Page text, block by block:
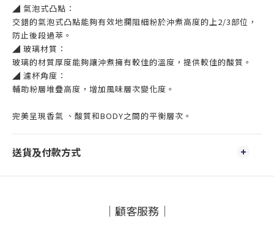
◢ 氣泡式凸點：
交錯的氣泡式凸點能夠有效地攔阻細粉於沖煮高度的上2/3部位，
防止後段過萃。
◢ 玻璃材質：
玻璃的材質厚度能夠讓沖煮擁有較佳的溫度，提供較佳的酸質。
◢ 濾杯角度：
輔助粉層堆疊高度，增加風味層次變化度。
完美呈現香氣 、酸質和BODY之間的平衡層次。
送貨及付款方式
｜顧客服務｜